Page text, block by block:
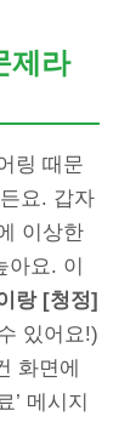
제라
링 때문
요. 갑자
이상한
요. 이
랑 [청정]
있어요!)
화면에
’ 메시지